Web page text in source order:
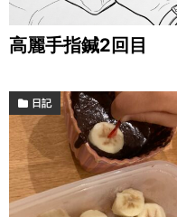
高麗手指鍼2回目
日記